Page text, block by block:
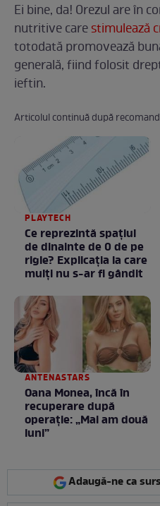
Ei bine, da! Orezul are în
nutritive carestimulează
totodată promovează
generală, fiind folosit
ieftin.
Articolul continuă după
PLAYTECH
Ce reprezintă spaţiul
de dinainte de 0 de pe
rigle? Explicaţia la care
mulţi nu s-ar fi gândit
ANTENASTARS
Oana Monea, încă în
recuperare după
operație: „Mai am două
luni”
Adaugă-ne ca